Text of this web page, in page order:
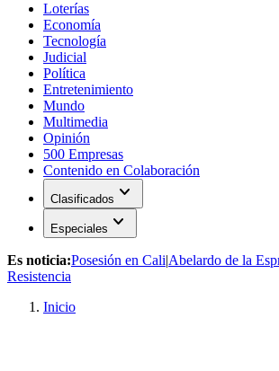
Loterías
Economía
Tecnología
Judicial
Política
Entretenimiento
Mundo
Multimedia
Opinión
500 Empresas
Contenido en Colaboración
Clasificados expand_more
Especiales expand_more
Es noticia:Posesión en Cali|Abelardo de la
Resistencia
Inicio